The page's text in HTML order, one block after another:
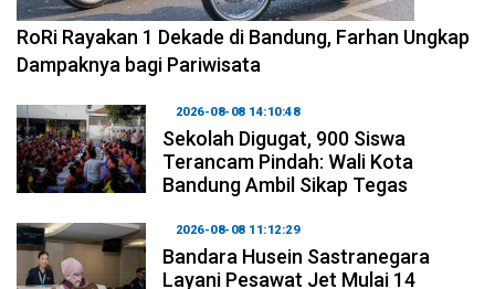
2026-08-09 09:55:44
RoRi Rayakan 1 Dekade di Bandung, Farhan Ungkap
Dampaknya bagi Pariwisata
2026-08-08 14:10:48
Sekolah Digugat, 900 Siswa
Terancam Pindah: Wali Kota
Bandung Ambil Sikap Tegas
2026-08-08 11:12:29
Bandara Husein Sastranegara
Layani Pesawat Jet Mulai 14